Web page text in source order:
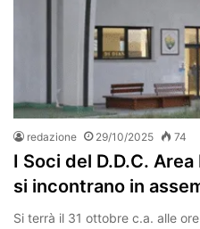
redazione 29/10/2025 74
I Soci del D.D.C.
si incontrano in
Si terrà il 31 ottobre c.a. alle